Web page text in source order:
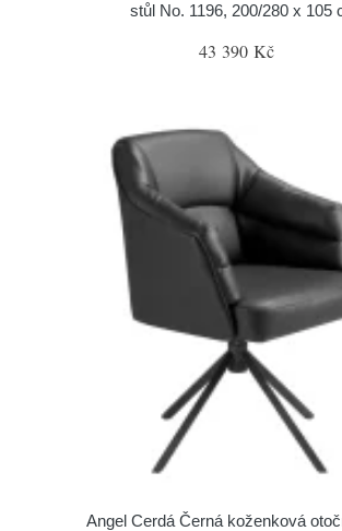
stůl No. 1196, 200/280 x 105
43 390 Kč
Angel Cerdá Černá koženková